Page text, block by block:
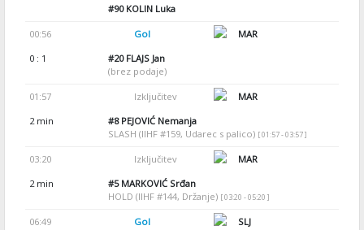
#90KOLIN Luka
00:56 Gol
MAR
0 : 1
#20FLAJS Jan
(brez podaje)
01:57 Izključitev
MAR
2 min
#8PEJOVIĆ Nemanja
SLASH (IIHF #159, Udarec s palico) [ 01:57 - 03:57 ]
03:20 Izključitev
MAR
2 min
#5MARKOVIĆ Srđan
HOLD (IIHF #144, Držanje) [ 03:20 - 05:20 ]
06:49 Gol
SLJ